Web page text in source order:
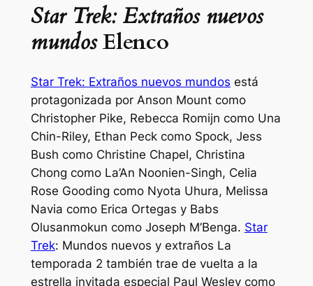
Star Trek: Extraños nuevos
mundosElenco
Star Trek: Extraños nuevos mundos está
protagonizada por Anson Mount como
Christopher Pike, Rebecca Romijn como Una
Chin-Riley, Ethan Peck como Spock, Jess
Bush como Christine Chapel, Christina
Chong como La’An Noonien-Singh, Celia
Rose Gooding como Nyota Uhura, Melissa
Navia como Erica Ortegas y Babs
Olusanmokun como Joseph M’Benga. Star
Trek: Mundos nuevos y extraños La
temporada 2 también trae de vuelta a la
estrella invitada especial Paul Wesley como